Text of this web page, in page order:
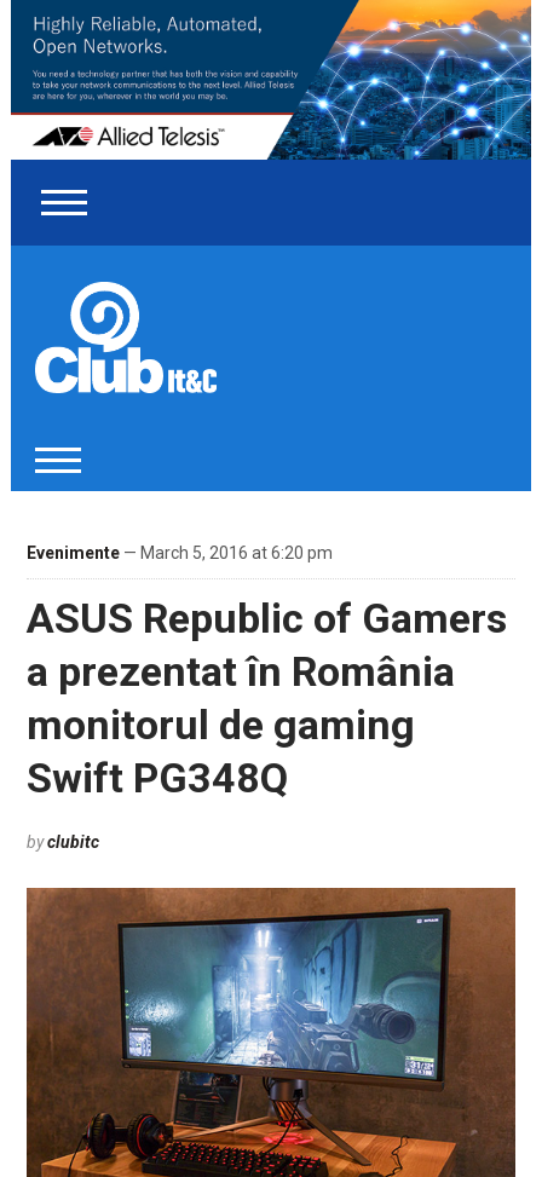
Evenimente— March 5, 2016 at 6:20 pm
ASUS Republic of Gamers
a prezentat în România
monitorul de gaming
Swift PG348Q
byclubitc